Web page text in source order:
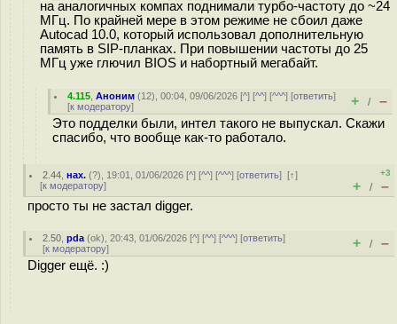
на аналогичных компах поднимали турбо-частоту до ~24
МГц. По крайней мере в этом режиме не сбоил даже
Autocad 10.0, который использовал дополнительную
память в SIP-планках. При повышении частоты до 25
МГц уже глючил BIOS и набортный мегабайт.
4.115 ,Аноним (12), 00:04, 09/06/2026 [^] [^^] [^^^] [ответить]
[к модератору] + / –
Это подделки были, интел такого не выпускал. Скажи
спасибо, что вообще как-то работало.
2.44 ,нах. (?), 19:01, 01/06/2026 [^] [^^] [^^^] [ответить][↑]
[к модератору]
+3
+ / –
просто ты не застал digger.
2.50 ,pda (ok), 20:43, 01/06/2026 [^] [^^] [^^^] [ответить]
[к модератору] + / –
Digger ещё. :)